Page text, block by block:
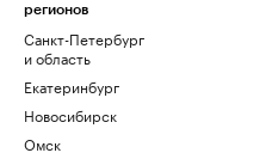
регионов
Санкт-Петербург
и область
Екатеринбург
Новосибирск
Омск